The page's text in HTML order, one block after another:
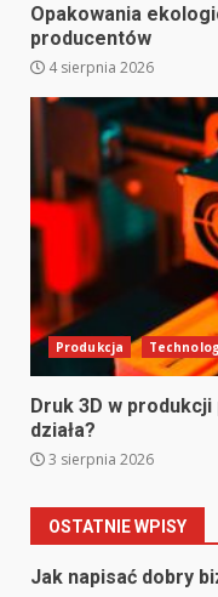
Opakowania
producentów
4 sierpnia 2026
Produkcja
Druk 3D w
działa?
3 sierpnia 2026
OSTATNIE WPISY
Jak napisać dobry